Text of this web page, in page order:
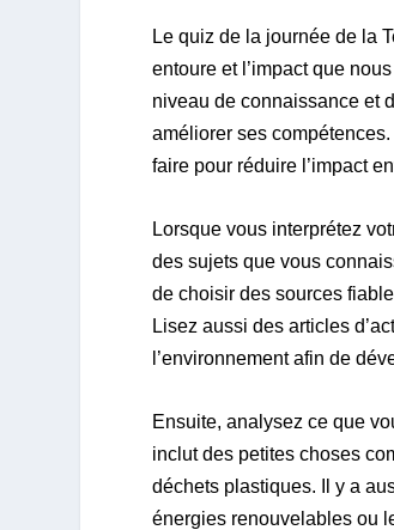
Le quiz de la journée de la
entoure et l’impact que
niveau de connaissance et
améliorer ses
faire pour réduire l’impact
Lorsque vous interprétez
des sujets que vous
de choisir des sources
Lisez aussi des articles
l’environnement afin de
Ensuite, analysez ce que
inclut des petites choses
déchets plastiques. Il y a
énergies renouvelables ou